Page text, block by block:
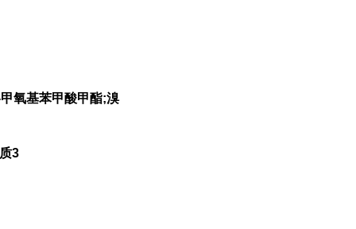
氧基苯甲酸甲酯;溴
3